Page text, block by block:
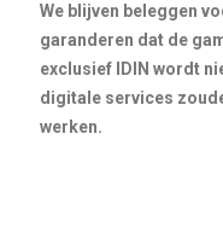
We blijven beleggen
garanderen dat de
exclusief IDIN wordt
digitale services
werken.